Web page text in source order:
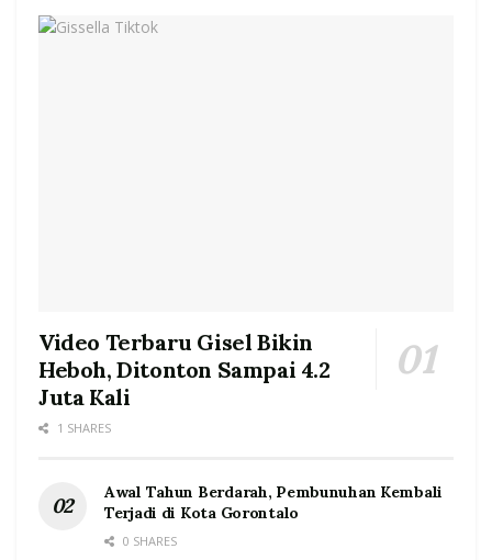
Video Terbaru Gisel Bikin
Heboh, Ditonton Sampai 4.2
Juta Kali
1 SHARES
Awal Tahun Berdarah, Pembunuhan Kembali
Terjadi di Kota Gorontalo
0 SHARES